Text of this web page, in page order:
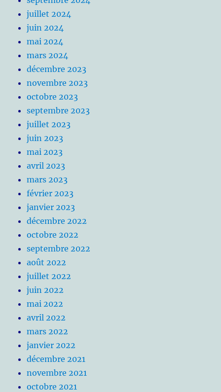
juillet 2024
juin 2024
mai 2024
mars 2024
décembre 2023
novembre 2023
octobre 2023
septembre 2023
juillet 2023
juin 2023
mai 2023
avril 2023
mars 2023
février 2023
janvier 2023
décembre 2022
octobre 2022
septembre 2022
août 2022
juillet 2022
juin 2022
mai 2022
avril 2022
mars 2022
janvier 2022
décembre 2021
novembre 2021
octobre 2021